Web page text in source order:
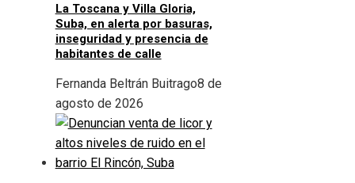
La Toscana y Villa Gloria,
Suba, en alerta por basuras,
inseguridad y presencia de
habitantes de calle
Fernanda Beltrán Buitrago8 de
agosto de 2026